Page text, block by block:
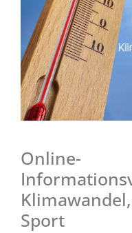
Online-
Sport